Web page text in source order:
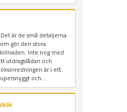
Det är de små detaljerna
gör den stora
Inte nog med
utdragslådan och
är i ett
och...